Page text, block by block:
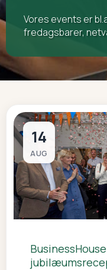
Vores events er
fredagsbarer,
14
AUG